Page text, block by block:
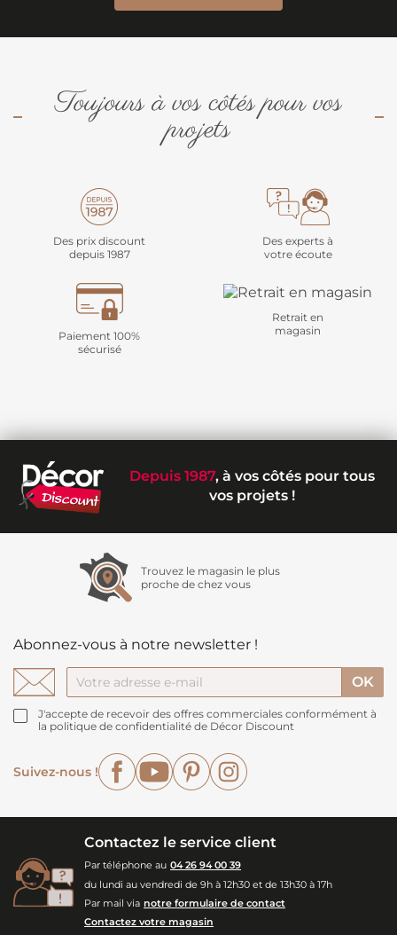
Toujours à vos côtés pour vos
projets
Des prix discount
depuis 1987
Des experts à
votre écoute
Paiement 100%
sécurisé
Retrait en
magasin
Depuis 1987, à vos côtés pour tous
vos projets !
Trouvez le magasin le plus
proche de chez vous
Abonnez-vous à notre newsletter !
J'accepte de recevoir des offres commerciales conformément à
la politique de confidentialité de Décor Discount
Suivez-nous !
FacebookYouTubePinterest
Contactez le service client
Par téléphone au 04 26 94 00 39
du lundi au vendredi de 9h à 12h30 et de 13h30 à 17h
Par mail via notre formulaire de contact
Contactez votre magasin